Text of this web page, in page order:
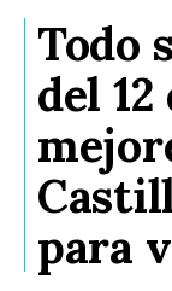
Todo
del 12
para